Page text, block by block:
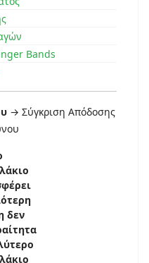
Bands
→ Σύγκριση Απόδοσης